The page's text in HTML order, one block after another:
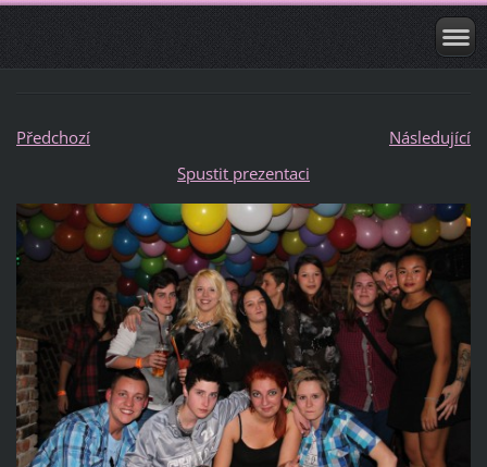
Předchozí
Následující
Spustit prezentaci